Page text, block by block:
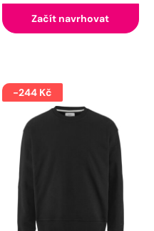
Začít navrhovat
-244 Kč